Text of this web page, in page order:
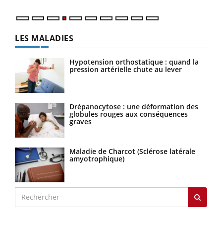
LES MALADIES
Hypotension orthostatique : quand la
pression artérielle chute au lever
Drépanocytose : une déformation des
globules rouges aux conséquences
graves
Maladie de Charcot (Sclérose latérale
amyotrophique)